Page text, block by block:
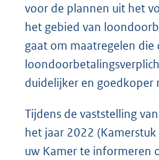
voor de plannen uit het
het gebied van
gaat om maatregelen die
duidelijker en goedkoper
Tijdens de vaststelling
het jaar 2022 (Kamerstuk
uw Kamer te informeren